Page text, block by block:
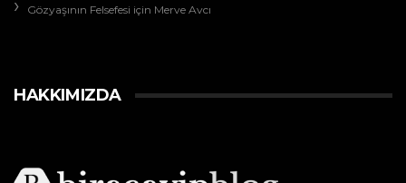
Gözyaşının Felsefesi için Merve Avcı
HAKKIMIZDA